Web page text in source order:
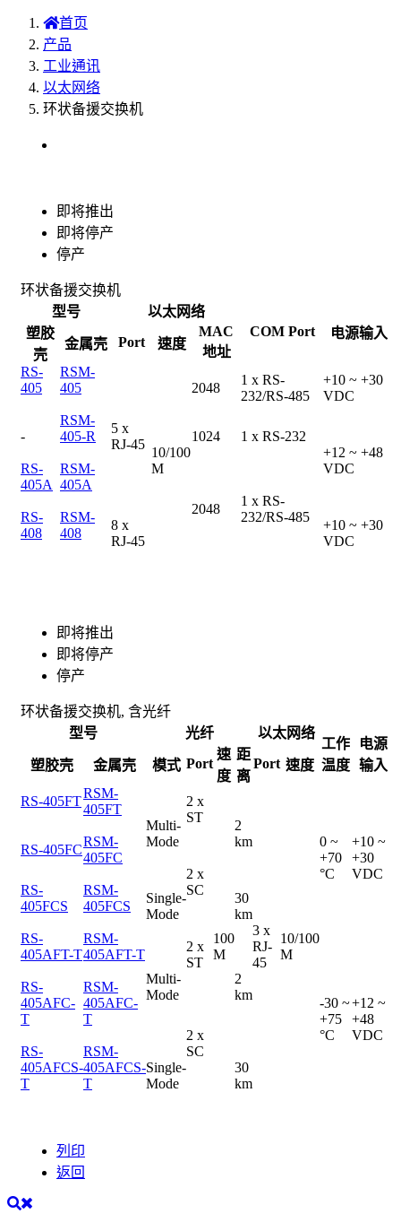
首页
产品
工业通讯
以太网络
环状备援交换机
即将推出
即将停产
停产
环状备援交换机
型号
以太网络
COM Port
电源输入
塑胶
壳
金属壳 Port 速度
MAC
地址
RS-
405
RSM-
405
5 x
RJ-45
10/100
M
2048
1 x RS-
232/RS-485
+10 ~ +30
VDC
-
RSM-
405-R
1024
1 x RS-232
+12 ~ +48
VDC
RS-
405A
RSM-
405A
2048
1 x RS-
232/RS-485
RS-
408
RSM-
408
8 x
RJ-45
+10 ~ +30
VDC
即将推出
即将停产
停产
环状备援交换机, 含光纤
型号
光纤 以太网络
工作
温度
电源
输入
塑胶壳 金属壳 模式 Port
速
度
距
离
Port 速度
RS-405FT
RSM-
405FT
Multi-
Mode
2 x
ST
100
M
2
km
3 x
RJ-
45
10/100
M
0 ~
+70
°C
+10 ~
+30
VDC
RS-405FC
RSM-
405FC
2 x
SC
RS-
405FCS
RSM-
405FCS
Single-
Mode
30
km
RS-
405AFT-T
RSM-
405AFT-T
Multi-
Mode
2 x
ST
2
km
-30 ~
+75
°C
+12 ~
+48
VDC
RS-
405AFC-
T
RSM-
405AFC-
T
2 x
SC
RS-
405AFCS-
T
RSM-
405AFCS-
T
Single-
Mode
30
km
列印
返回